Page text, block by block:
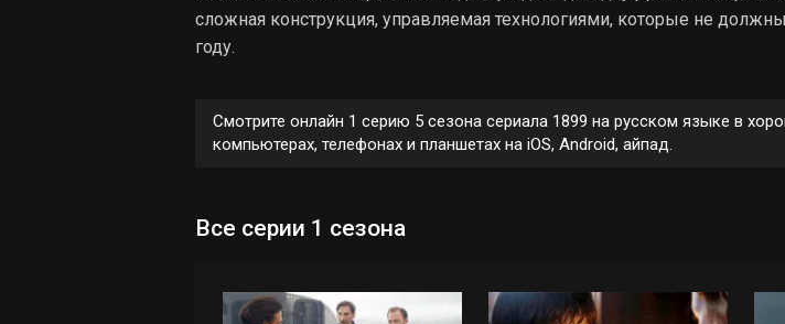
сложная конструкция, управляемая технологиями, которые не
году.
Смотрите онлайн 1 серию 5 сезона сериала 1899 на русском языке в
компьютерах, телефонах и планшетах на iOS, Android, айпад.
Все серии 1 сезона